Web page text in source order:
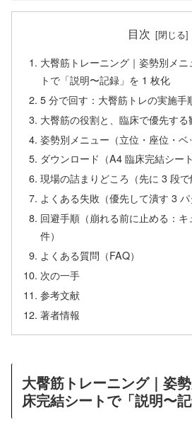
目次
大臀筋トレーニング｜姿勢別メ
トで「説明〜記録」を 1 枚化
5 分で回す：大臀筋トレの実施手
大臀筋の役割と、臨床で優先する
姿勢別メニュー（立位・座位・ベ
ダウンロード（A4 臨床完結シート
現場の詰まりどころ（先に 3 段で
よくある失敗（優先して潰す 3 パ
回避手順（崩れる前に止める：
件）
よくある質問（FAQ）
次の一手
参考文献
著者情報
大臀筋トレーニング｜姿
床完結シートで「説明〜